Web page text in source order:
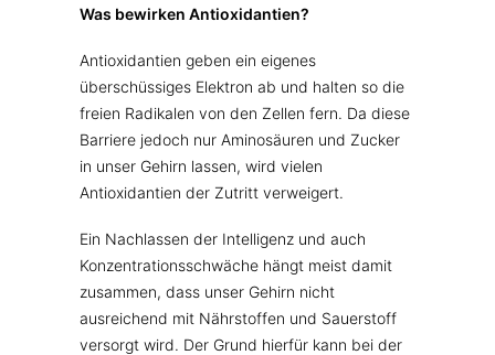
Was bewirken Antioxidantien?
Antioxidantien geben ein eigenes
überschüssiges Elektron ab und halten so die
freien Radikalen von den Zellen fern. Da diese
Barriere jedoch nur Aminosäuren und Zucker
in unser Gehirn lassen, wird vielen
Antioxidantien der Zutritt verweigert.
Ein Nachlassen der Intelligenz und auch
Konzentrationsschwäche hängt meist damit
zusammen, dass unser Gehirn nicht
ausreichend mit Nährstoffen und Sauerstoff
versorgt wird. Der Grund hierfür kann bei der